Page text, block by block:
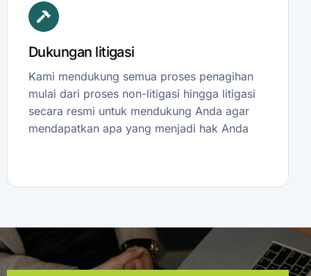
Dukungan litigasi
Kami mendukung semua proses penagihan
mulai dari proses non-litigasi hingga litigasi
secara resmi untuk mendukung Anda agar
mendapatkan apa yang menjadi hak Anda